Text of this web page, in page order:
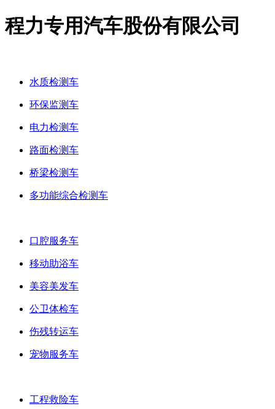
程力专用汽车股份有限公司
水质检测车
环保监测车
电力检测车
路面检测车
桥梁检测车
多功能综合检测车
口腔服务车
移动助浴车
美容美发车
公卫体检车
伤残转运车
宠物服务车
工程救险车